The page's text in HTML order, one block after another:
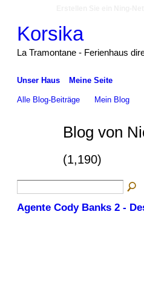
Korsika
La Tramontane - Ferienhaus
Unser Haus Meine Seite
Alle Blog-Beiträge Mein Blog
Blog von
(1,190)
Agente Cody Banks 2 -